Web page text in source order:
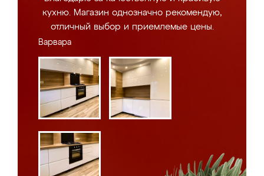
кухню. Магазин однозначно рекомендую,
отличный выбор и приемлемые цены.
Варвара